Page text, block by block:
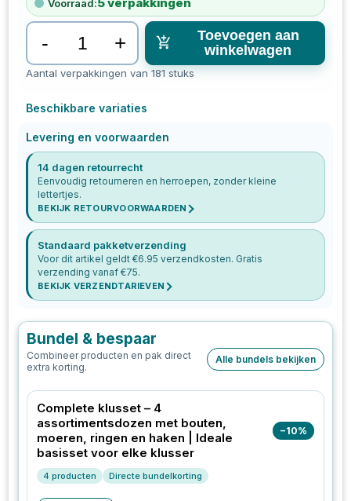
Voorraad:
- +
Toevoegen aan
winkelwagen
Aantal verpakkingen van 181 stuks
Beschikbare variaties
Levering en voorwaarden
14 dagen retourrecht
Eenvoudig retourneren en herroepen, zonder kleine
lettertjes.
BEKIJK RETOURVOORWAARDEN
Standaard pakketverzending
Voor dit artikel geldt €6.95 verzendkosten. Gratis
verzending vanaf €75.
BEKIJK VERZENDTARIEVEN
Bundel & bespaar
Combineer producten en pak direct
extra korting.
Alle bundels bekijken
Complete klusset – 4
assortimentsdozen met bouten,
moeren, ringen en haken | Ideale
basisset voor elke klusser
−10%
4 producten Directe bundelkorting